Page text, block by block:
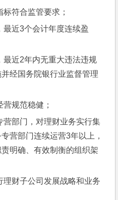
标符合监管要求；
经国务院银行业监督管理
营规范稳健；
营部门连续运营3年以上，
明确、有效制衡的组织架